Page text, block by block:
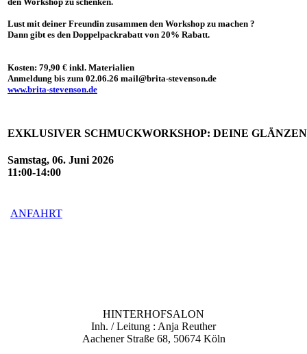
Lust mit deiner Freundin zusammen den Workshop zu machen ?
Dann gibt es den Doppelpackrabatt von 20% Rabatt.
Kosten: 79,90 € inkl. Materialien
Anmeldung bis zum 02.06.26 mail@brita-stevenson.de
www.brita-stevenson.de
EXKLUSIVER SCHMUCKWORKSHOP: DEINE
Samstag, 06. Juni 2026
11:00-14:00
ANFAHRT
HINTERHOFSALON
Inh. / Leitung : Anja Reuther
Aachener Straße 68, 50674 Köln